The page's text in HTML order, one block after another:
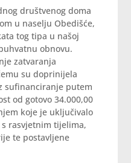
društvenog doma
u naselju Obedišće,
tog tipa u našoj
obnovu.
zatvaranja
su doprinijela
sufinanciranje putem
od gotovo 34.000,00
koje je uključivalo
rasvjetnim tijelima,
te postavljene